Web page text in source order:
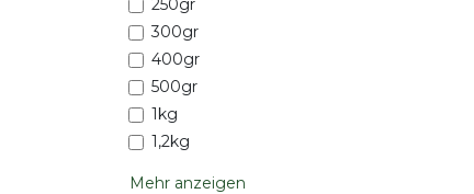
250gr
300gr
400gr
500gr
1kg
1,2kg
Mehr anzeigen